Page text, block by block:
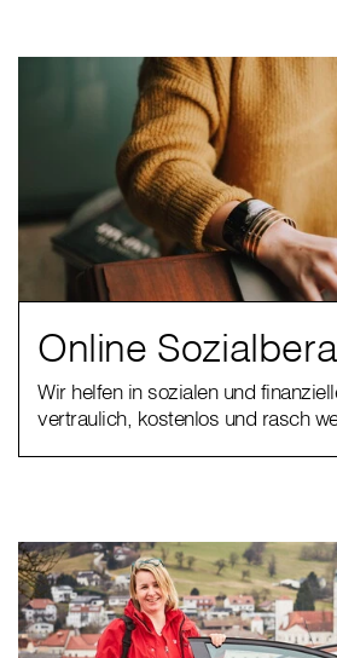
Online
Wir helfen in sozialen und
vertraulich, kostenlos und rasch